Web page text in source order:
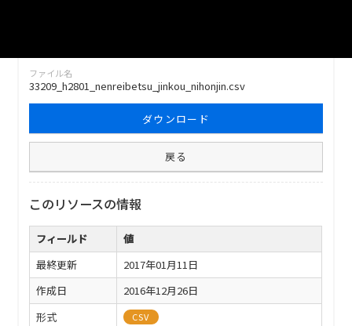
ファイル名
33209_h2801_nenreibetsu_jinkou_nihonjin.csv
ダウンロード
戻る
このリソースの情報
フィールド
値
最終更新
2017年01月11日
作成日
2016年12月26日
形式
CSV